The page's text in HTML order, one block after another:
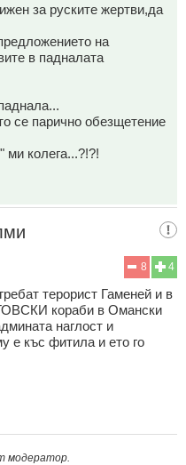
за руските жертви,да
на
в падналата
се парично обезщетение
ми колега...?!?!
4
8
терорист Гаменей и в
кораби в Омански
наглост и
е къс фитила и ето го
модератор.